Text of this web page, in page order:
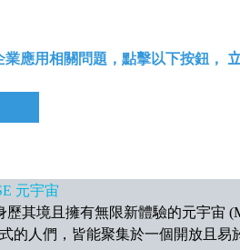
業應用相關問題，點擊以下按鈕，
元宇宙
歷其境且擁有無限新體驗的元宇宙
的人們，皆能聚集於一個開放且易